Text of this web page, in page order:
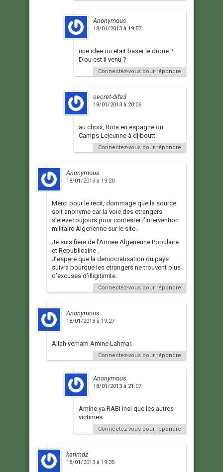
Anonymous
18/01/2013 à 19:57
une idee ou etait baser le drone ?
D’ou est il venu ?
Connectez-vous pour répondre
secret-difa3
18/01/2013 à 20:06
au choix, Rota en espagne ou
Camps Lejeunne à djiboutt
Connectez-vous pour répondre
Anonymous
18/01/2013 à 19:20
Merci pour le recit, dommage que la source
soit anonyme car la voie des etrangers
s’eleve toujours pour contester l’intervention
militaire Algerienne sur le site.
Je suis fiere de l’Armee Algerienne Populaire
et Republicaine .
J’espere que la democratisation du pays
suivra pourque les etrangers ne trouvent plus
d’excuses d’illigitimite.
Connectez-vous pour répondre
Anonymous
18/01/2013 à 19:27
Allah yerham Amine Lahmar.
Connectez-vous pour répondre
Anonymous
18/01/2013 à 21:07
Amine ya RABI insi que les autres
victimes
Connectez-vous pour répondre
karimdz
18/01/2013 à 19:35